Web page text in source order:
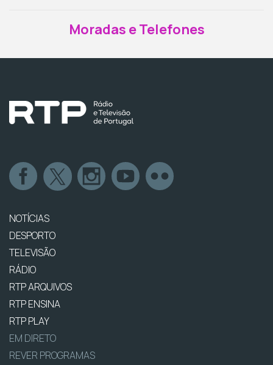
Moradas e Telefones
NOTÍCIAS
DESPORTO
TELEVISÃO
RÁDIO
RTP ARQUIVOS
RTP ENSINA
RTP PLAY
EM DIRETO
REVER PROGRAMAS